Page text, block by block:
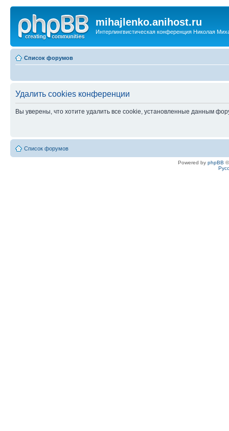
mihajlenko.anihost.ru
Интерлингвистическая конференция Николая
Список форумов
Удалить cookies конференции
Вы уверены, что хотите удалить все cookie, установленные данным
Список форумов
Powered by phpBB